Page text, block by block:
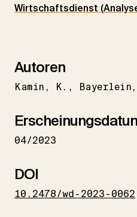
Wirtschaftsdienst
Autoren
Kamin K. Bayerlein
04/2023
DOI
10.2478/wd-2023-0062